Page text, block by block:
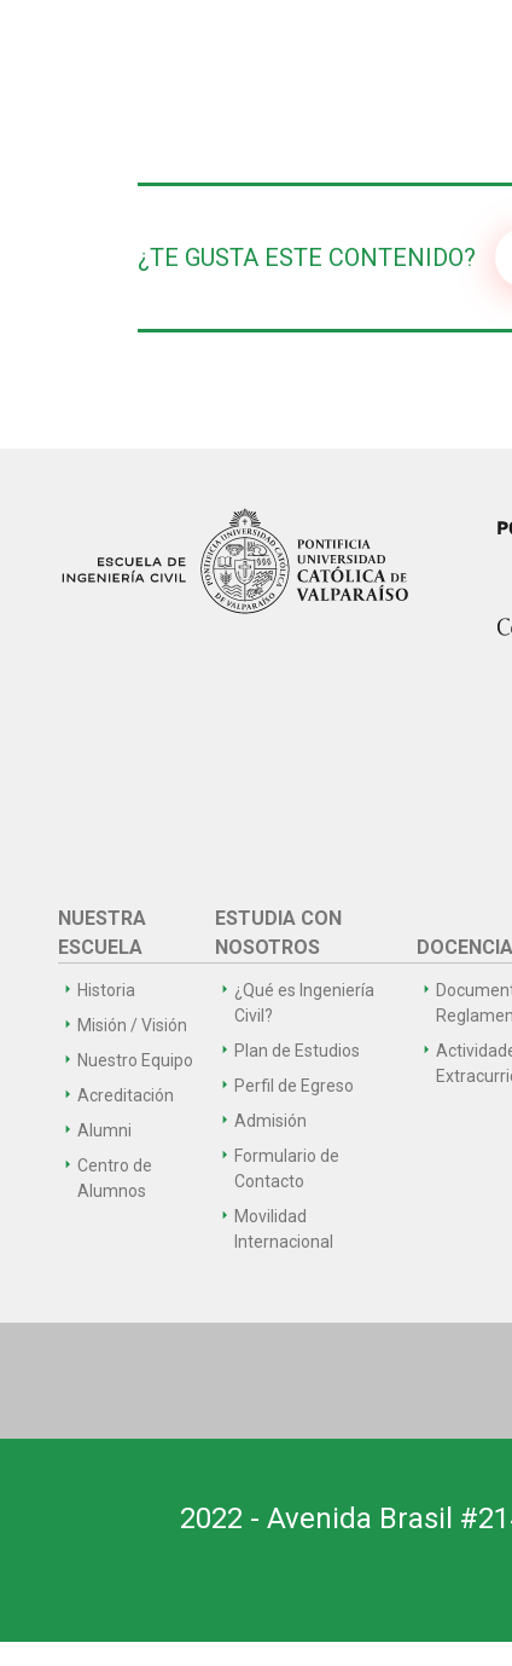
¿TE GUSTA ESTE CONTENIDO?
NUESTRA
ESCUELA
Historia
Misión / Visión
Nuestro Equipo
Acreditación
Alumni
Centro de
Alumnos
ESTUDIA CON
NOSOTROS
¿Qué es Ingeniería
Civil?
Plan de Estudios
Perfil de Egreso
Admisión
Formulario de
Contacto
Movilidad
Internacional
DOCENCIA
2022 - Avenida Brasil